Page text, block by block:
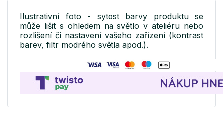
Ilustrativní foto - sytost barvy produktu se
může lišit s ohledem na světlo v ateliéru nebo
rozlišení či nastavení vašeho zařízení (kontrast
barev, filtr modrého světla apod.).